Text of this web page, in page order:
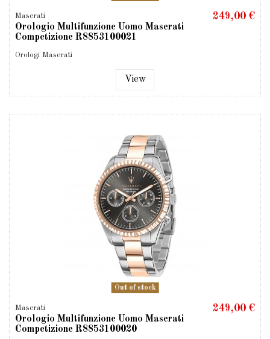
Maserati
Orologio Multifunzione Uomo Maserati
Competizione R8853100021
Orologi Maserati
249,00 €
View
Out of stock
Maserati
Orologio Multifunzione Uomo Maserati
Competizione R8853100020
249,00 €